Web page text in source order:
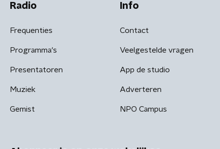
Radio
Frequenties
Programma's
Presentatoren
Muziek
Gemist
Info
Contact
Veelgestelde vragen
App de studio
Adverteren
NPO Campus